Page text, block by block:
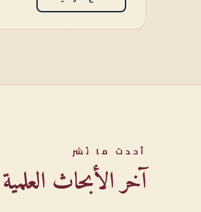
أحدث ما نُشر
آخر الأبحاث